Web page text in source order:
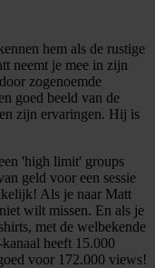
hem als de rustige
neemt je mee in zijn
zogenoemde
goed beeld van de
zijn ervaringen. Hij is
'high limit' groups
geld voor een sessie
Als je naar Matt
wilt missen. En als je
met de welbekende
heeft 15.000
voor 172.000 views!